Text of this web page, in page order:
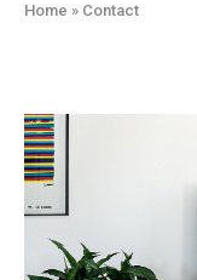
Home » Contact